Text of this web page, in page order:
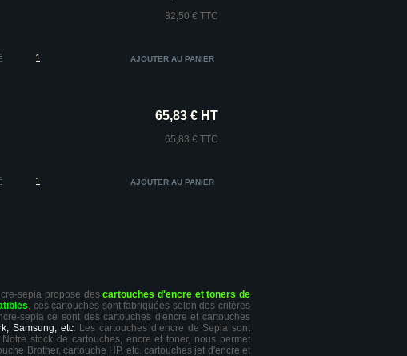
82,50 € TTC
65,83 € HT
65,83 € TTC
sepia propose descartouches d'encre et toners de
, ces cartouches sont fabriquées selon des critères
sepia ce sont des cartouches d'encre et cartouches
Samsung, etc. Les cartouches d’encre de Sepia sont
stock de cartouches, encre et toner, nous permet
Brother, cartouche HP, etc. cartouches jet d'encre et